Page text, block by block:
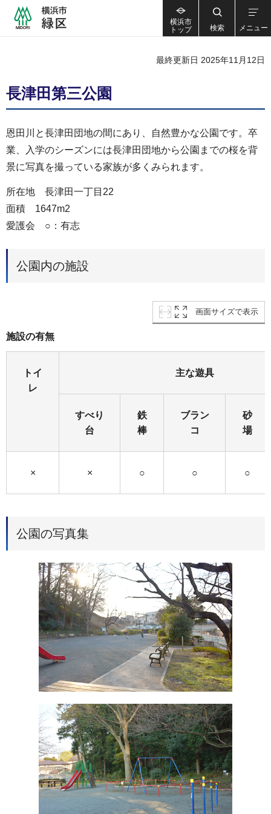
横浜市
トップ
検索 メニュー
最終更新日 2025年11月12日
長津田第三公園
恩田川と長津田団地の間にあり、自然豊かな公園です。卒
業、入学のシーズンには長津田団地から公園までの桜を背
景に写真を撮っている家族が多くみられます。
所在地 長津田一丁目22
面積 1647m2
愛護会 ○：有志
公園内の施設
画面サイズで表示
施設の有無
トイ
レ
主な遊具
すべり
台
鉄
棒
ブラン
コ
砂
場
× × ○ ○ ○
公園の写真集